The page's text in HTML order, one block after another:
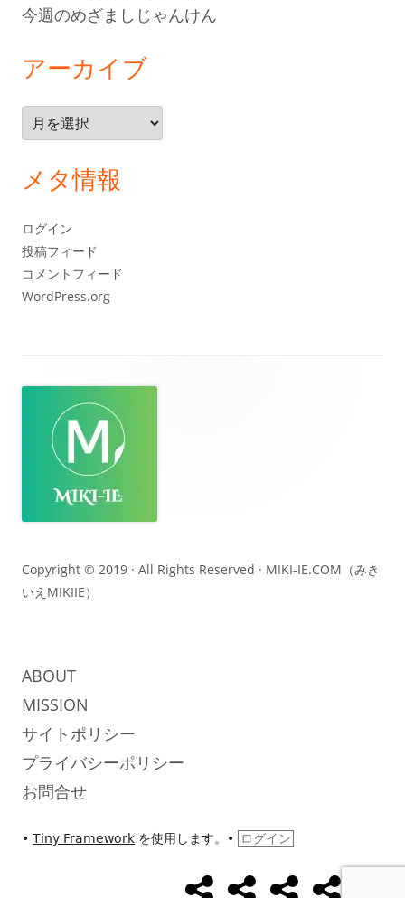
今週のめざましじゃんけん
アーカイブ
ー
イ
メタ情報
ログイン
投稿フィード
コメントフィード
WordPress.org
テ
ン
Copyright © 2019 · All Rights Reserved · MIKI-IE.COM（みき
いえMIKIIE）
ABOUT
MISSION
サイトポリシー
プライバシーポリシー
お問合せ
• Tiny Framework を使用します。 • ログイン
め
ざ
め
ざ
め
ざ
UseCase